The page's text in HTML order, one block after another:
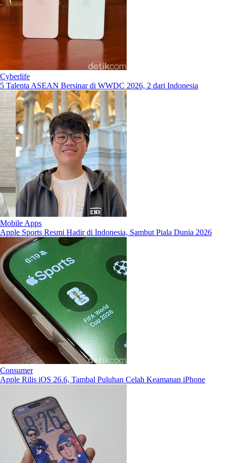
Cyberlife
5 Talenta ASEAN Bersinar di WWDC 2026, 2 dari Indonesia
Mobile Apps
Apple Sports Resmi Hadir di Indonesia, Sambut Piala Dunia 2026
Consumer
Apple Rilis iOS 26.6, Tambal Puluhan Celah Keamanan iPhone